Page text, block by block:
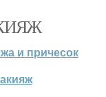
и причесок